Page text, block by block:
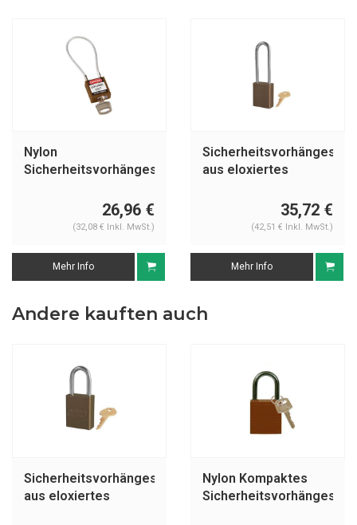
Nylon
Sicherheitsvorhängeschloss
26,96 €
(32,08 € Inkl. MwSt.)
Mehr Info
aus eloxiertes
35,72 €
(42,51 € Inkl. MwSt.)
Mehr Info
Andere kauften auch
Sicherheitsvorhängeschloss
aus eloxiertes
Nylon Kompaktes